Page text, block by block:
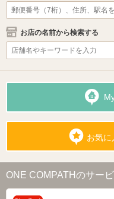
お店の名前から検索する
お気に
ONE COMPATHのサー